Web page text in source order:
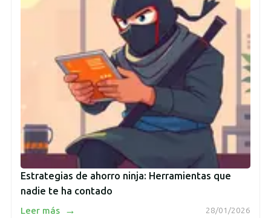
Estrategias de ahorro ninja: Herramientas que
nadie te ha contado
28/01/2026
Leer más →